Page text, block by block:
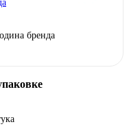
бренда